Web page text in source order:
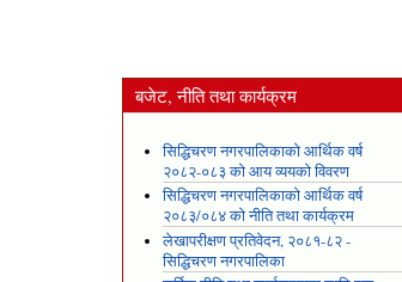
बजेट, नीति तथा कार्यक्रम
सिद्धिचरण नगरपालिकाको आर्थिक वर्ष
२०८२-०८३ को आय व्ययको विवरण
सिद्धिचरण नगरपालिकाको आर्थिक वर्ष
२०८३/०८४ को नीति तथा कार्यक्रम
लेखापरीक्षण प्रतिवेदन, २०८१-८२ -
सिद्धिचरण नगरपालिका